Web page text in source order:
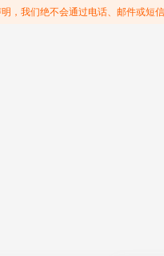
，我们绝不会通过电话、邮件或短